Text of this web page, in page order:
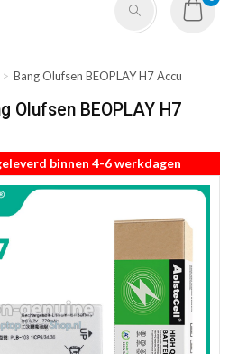
Bang Olufsen BEOPLAY H7 Accu
Olufsen BEOPLAY H7
binnen 4-6 werkdagen